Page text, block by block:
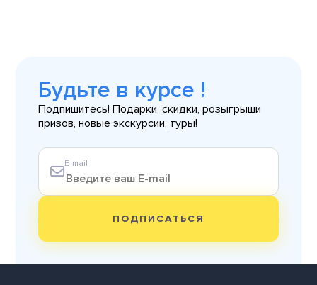
Будьте в курсе !
Подпишитесь! Подарки, скидки, розыгрыши
призов, новые экскурсии, туры!
E-mail
ПОДПИСАТЬСЯ